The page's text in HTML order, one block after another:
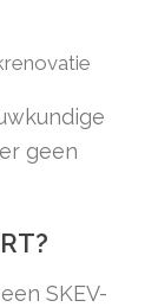
geen
SKEV-